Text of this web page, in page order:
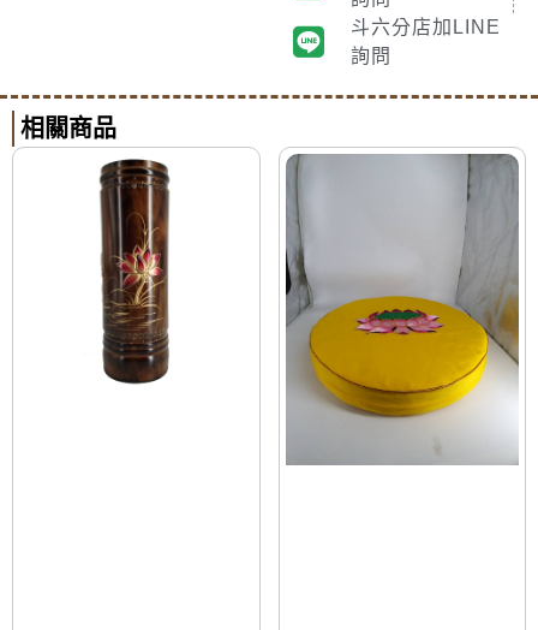
斗六分店加LINE
詢問
相關商品